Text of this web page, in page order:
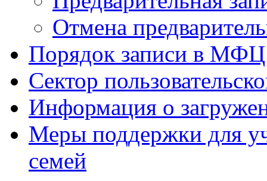
Отмена
Порядок записи в МФЦ
Сектор
Информация о
Меры поддержки для
семей